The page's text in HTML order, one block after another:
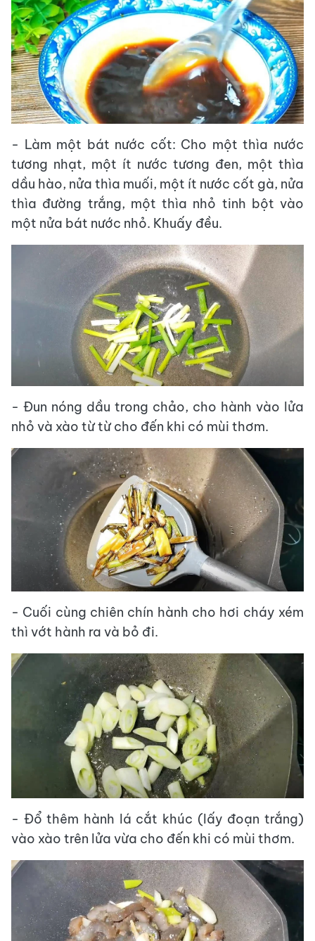
- Làm một bát nước cốt: Cho một thìa nước
tương nhạt, một ít nước tương đen, một thìa
dầu hào, nửa thìa muối, một ít nước cốt gà, nửa
thìa đường trắng, một thìa nhỏ tinh bột vào
một nửa bát nước nhỏ. Khuấy đều.
- Đun nóng dầu trong chảo, cho hành vào lửa
nhỏ và xào từ từ cho đến khi có mùi thơm.
- Cuối cùng chiên chín hành cho hơi cháy xém
thì vớt hành ra và bỏ đi.
- Đổ thêm hành lá cắt khúc (lấy đoạn trắng)
vào xào trên lửa vừa cho đến khi có mùi thơm.